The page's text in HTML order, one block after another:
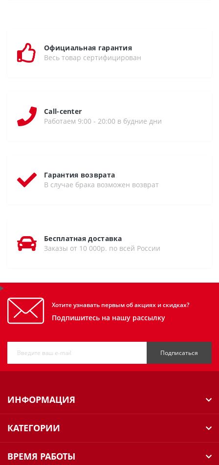
Официальная гарантия
Весь товар сертифицирован
Call-center
Работаем 9:00 - 20:00 в будние дни
Гарантия возврата
В случае брака возможен возврат
Бесплатная доставка
Заказы от 10 000р. по всей России
Хотите узнавать первым об акциях и скидках?
Подпишитесь на нашу рассылку
Подписаться
ИНФОРМАЦИЯ
КАТЕГОРИИ
ВРЕМЯ РАБОТЫ